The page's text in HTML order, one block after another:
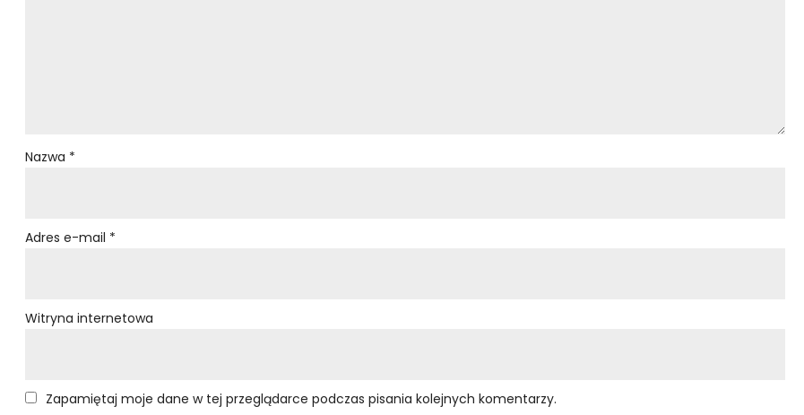
Nazwa *
Adres e-mail *
Witryna internetowa
Zapamiętaj moje dane w tej przeglądarce podczas pisania kolejnych komentarzy.